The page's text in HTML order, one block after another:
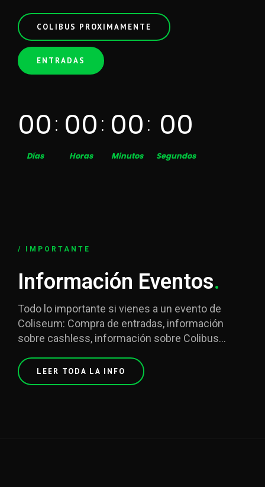
COLIBUS PROXIMAMENTE
ENTRADAS
00 00 00 00
/ IMPORTANTE
Información Eventos.
Todo lo importante si vienes a un evento de
Coliseum: Compra de entradas, información
sobre cashless, información sobre Colibus...
LEER TODA LA INFO